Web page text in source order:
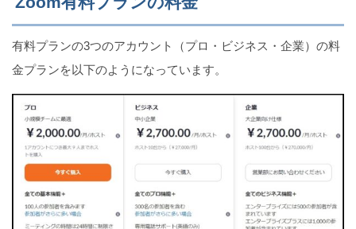
有料プランの3つのアカウント（プロ・ビジネス・企業）の料
金プランを以下のようになっています。